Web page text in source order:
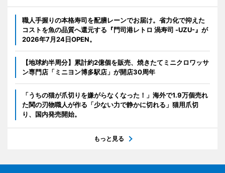
職人手握りの本格寿司を配膳レーンでお届け。省力化で抑えた
コストを魚の品質へ還元する『門司港レトロ 渦寿司 -UZU-』が
2026年7月24日OPEN。
【地球約半周分】累計約2億個を販売、焼きたてミニクロワッサ
ン専門店「ミニヨン博多駅店」が開店30周年
「うちの猫が爪切りを嫌がらなくなった！」海外で1.9万個売れ
た関の刃物職人が作る「少ない力で静かに切れる」猫用爪切
り、国内発売開始。
もっと見る